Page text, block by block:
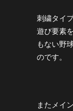
刺繍タイ
遊び要素
もない野
のです。
またメイ